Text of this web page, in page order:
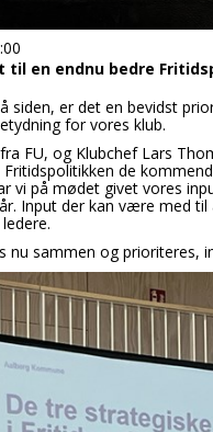
til en endnu bedre
siden, er det en bevidst
for vores klub.
FU, og Klubchef Lars
de
vi på mødet givet vores
Input der kan være med
nu sammen og